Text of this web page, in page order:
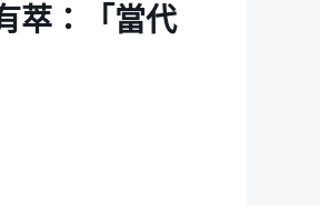
萃：「當代